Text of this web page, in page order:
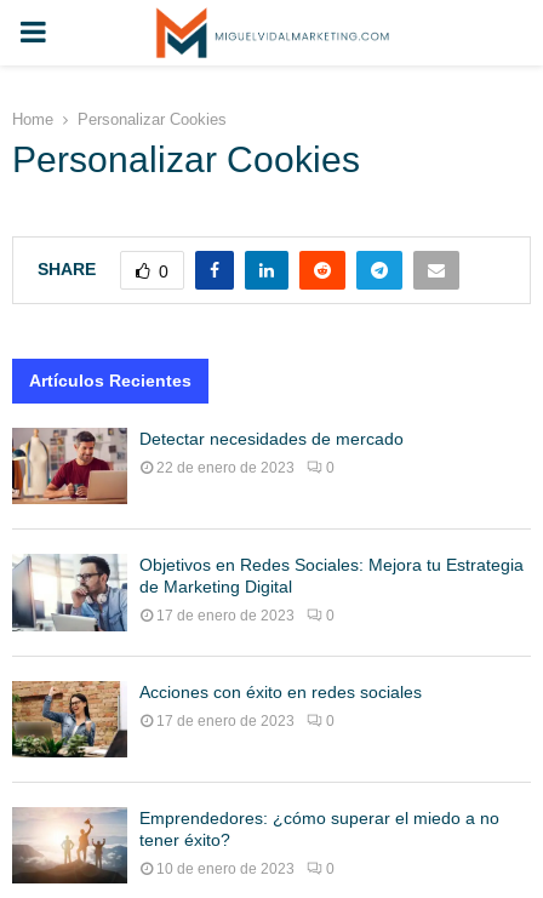
PRIMARY
Home Personalizar Cookies
Personalizar Cookies
SHARE 0
Artículos Recientes
Detectar necesidades de mercado
22 de enero de 2023 0
Objetivos en Redes Sociales: Mejora tu Estrategia
de Marketing Digital
17 de enero de 2023 0
Acciones con éxito en redes sociales
17 de enero de 2023 0
Emprendedores: ¿cómo superar el miedo a no
tener éxito?
10 de enero de 2023 0